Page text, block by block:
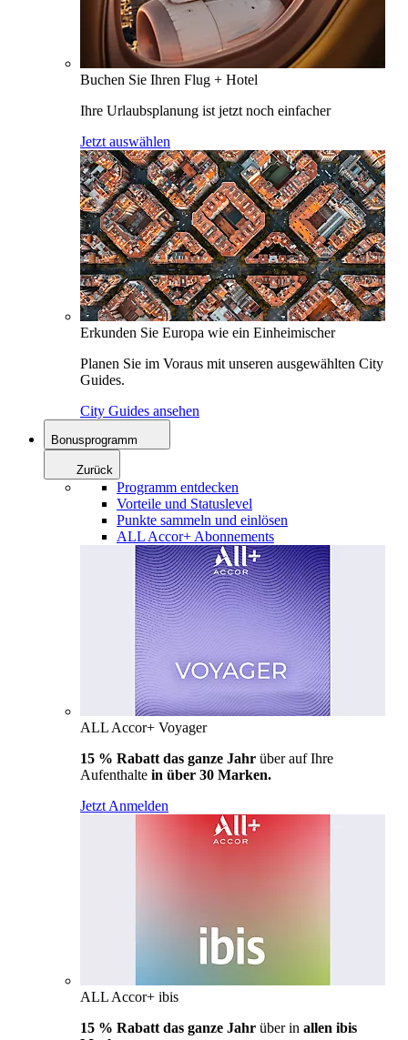
Buchen Sie Ihren Flug + Hotel
Ihre Urlaubsplanung ist jetzt noch einfacher
Jetzt auswählen
Erkunden Sie Europa wie ein Einheimischer
Planen Sie im Voraus mit unseren ausgewählten City
Guides.
City Guides ansehen
Bonusprogramm
Zurück
Programm entdecken
Vorteile und Statuslevel
Punkte sammeln und einlösen
ALL Accor+ Abonnements
ALL Accor+ Voyager
15 % Rabatt das ganze Jahr über auf Ihre
Aufenthalte in über 30 Marken.
Jetzt Anmelden
ALL Accor+ ibis
15 % Rabatt das ganze Jahr über in allen ibis